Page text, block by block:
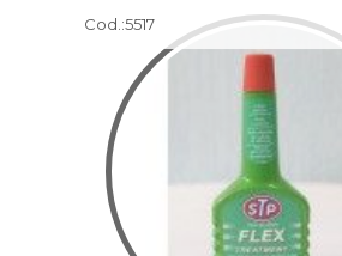
Cod.:5517